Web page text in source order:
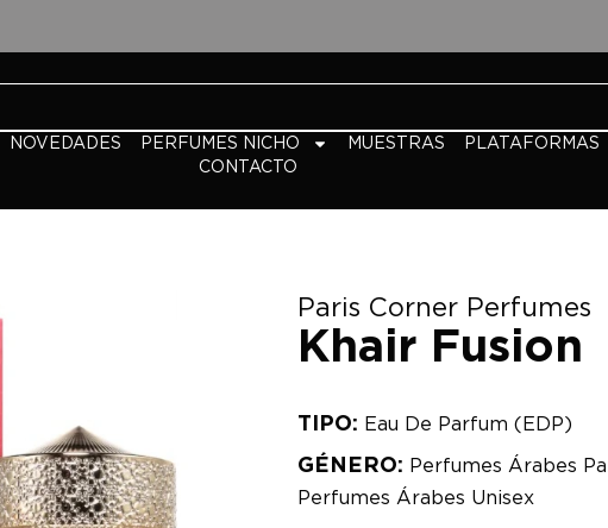
NOVEDADES PERFUMES NICHO MUESTRAS PLATAFORMAS
CONTACTO
Paris Corner Perfumes
Khair Fusion
TIPO: Eau De Parfum (EDP)
GÉNERO: Perfumes Árabes
Perfumes Árabes Unisex